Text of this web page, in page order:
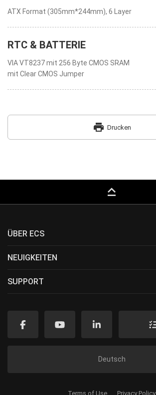
ATX Format (305mm*244mm), 6 Layer
RTC & BATTERIE
VIA VT8237 mit 256 Byte CMOS SRAM
mit Clear CMOS Jumper
print Drucken
keyboard_capslock
ÜBER ECS
NEUIGKEITEN
SUPPORT
Deutsch
Terms of Use Privacy Policy